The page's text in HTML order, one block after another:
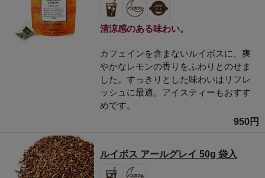
清涼感のある味わい。
カフェインを含まないルイボスに、爽
やかなレモンの香りをふわりとのせま
した。すっきりとした味わいはリフレ
ッシュに最適。アイスティーもおすす
めです。
950円
ルイボス アールグレイ 50g 袋入